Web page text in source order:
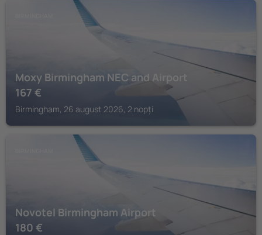
Moxy Birmingham NEC and Airport
167 €
Birmingham, 26 august 2026, 2 nopți
Novotel Birmingham Airport
180 €